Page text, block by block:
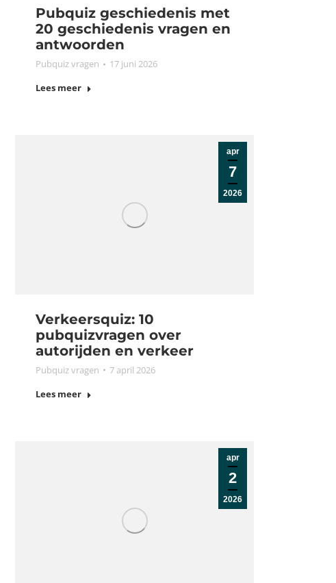
Pubquiz geschiedenis met
20 geschiedenis vragen en
antwoorden
Pubquiz vragen
17 juni 2026
Lees meer
apr
7
2026
Verkeersquiz: 10
pubquizvragen over
autorijden en verkeer
Pubquiz vragen
7 april 2026
Lees meer
apr
2
2026